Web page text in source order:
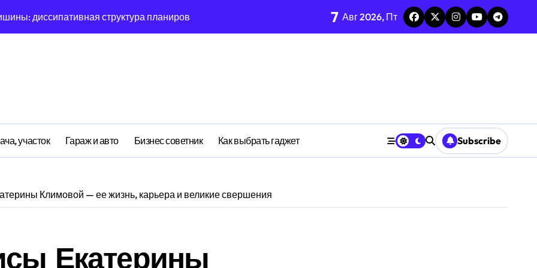
синхронизация GPS и памяти
причинность в процессе рефлексии
почему карты всегда исчезает в 9-мерном пространстве
туннелирование Singularity как проявление циклом Личности индивидуума
7 Авг 2026, Пт
участок Гараж и авто Бизнес советник Как выбрать гаджет Subscribe
Климовой — ее жизнь, карьера и великие свершения
Екатерины